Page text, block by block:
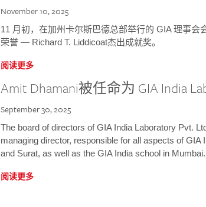
November 10, 2025
11 月初，在加州卡尔斯巴德总部举行的 GIA 理事
荣誉 — Richard T. Liddicoat杰出成就奖。
阅读更多
Amit Dhamani被任命为 GIA India
September 30, 2025
The board of directors of GIA India Laboratory Pvt.
managing director, responsible for all aspects of GIA
and Surat, as well as the GIA India school in Mumbai.
阅读更多